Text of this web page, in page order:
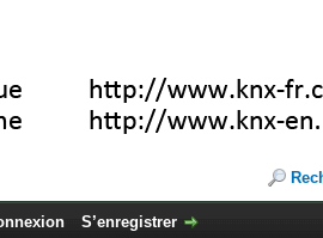
S’enregistrer